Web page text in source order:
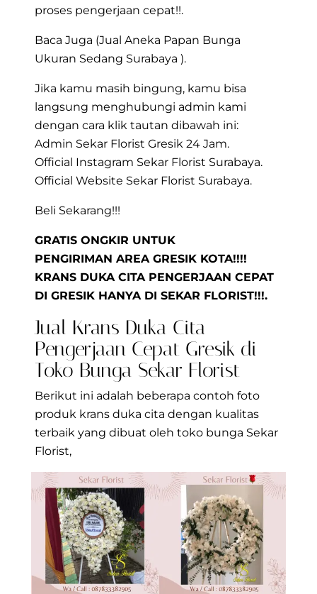
proses pengerjaan cepat!!.
Baca Juga (Jual Aneka Papan Bunga
Ukuran Sedang Surabaya ).
Jika kamu masih bingung, kamu bisa
langsung menghubungi admin kami
dengan cara klik tautan dibawah ini:
Admin Sekar Florist Gresik 24 Jam.
Official Instagram Sekar Florist Surabaya.
Official Website Sekar Florist Surabaya.
Beli Sekarang!!!
GRATIS ONGKIR UNTUK
PENGIRIMAN AREA GRESIK KOTA!!!!
KRANS DUKA CITA PENGERJAAN CEPAT
DI GRESIK HANYA DI SEKAR FLORIST!!!.
Jual Krans Duka Cita
Pengerjaan Cepat Gresik di
Toko Bunga Sekar Florist
Berikut ini adalah beberapa contoh foto
produk krans duka cita dengan kualitas
terbaik yang dibuat oleh toko bunga Sekar
Florist,